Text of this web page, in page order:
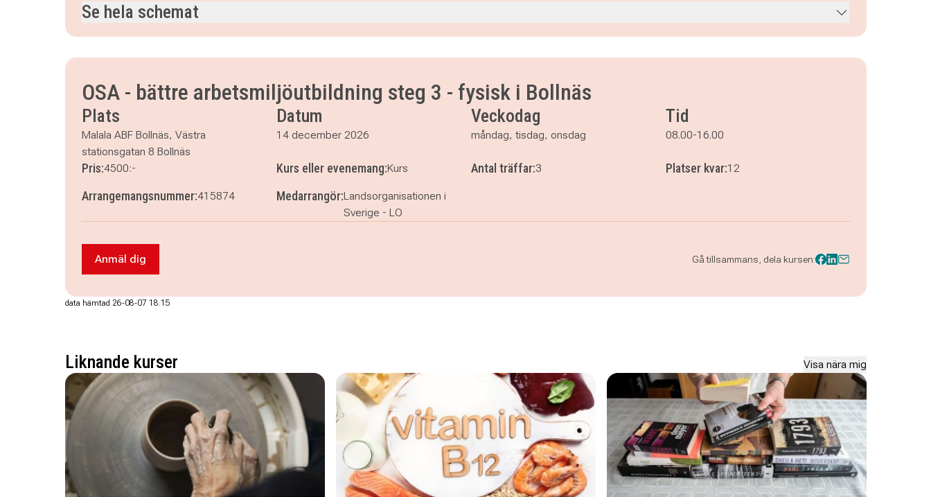
Se hela schemat
onsdag 16 december 2026
klockan 08.00–16.00
OSA - bättre arbetsmiljöutbildning steg 3 - fysisk i Bollnäs
Plats
Malala ABF Bollnäs, Västra
stationsgatan 8 Bollnäs
Datum
14 december 2026
Veckodag
måndag, tisdag, onsdag
Tid
08.00-16.00
Pris:4500:- Kurs eller evenemang:Kurs Antal träffar:3 Platser kvar:12
Arrangemangsnummer:415874 Medarrangör:Landsorganisationen i
Sverige - LO
Anmäl dig till OSA - bättre arbetsmiljöutbildning steg 3 - fysisk i Bollnäs
Anmäl dig Gå tillsammans, dela kursen:
data hämtad 26-08-07 18.15
Liknande kurser Visa nära mig